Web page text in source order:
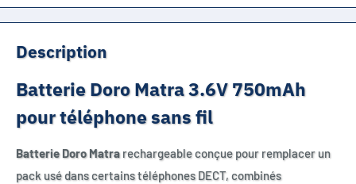
Description
Batterie Doro Matra 3.6V 750mAh
pour téléphone sans fil
Batterie Doro Matrarechargeable conçue pour remplacer un
pack usé dans certains téléphones DECT, combinés